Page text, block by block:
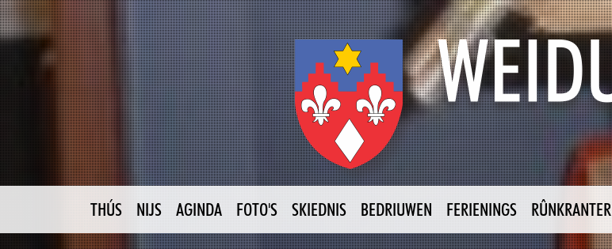
THÚS NIJS AGINDA FOTO'S SKIEDNIS BEDRIUWEN FERIENINGS RÛNKRANTER